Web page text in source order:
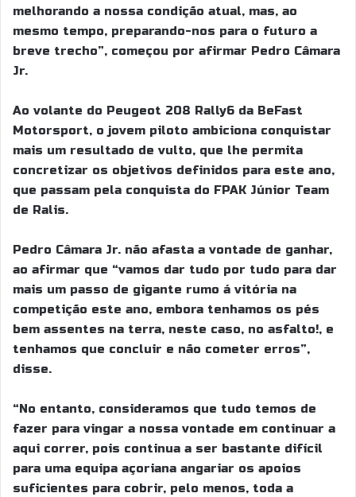
melhorando a nossa condição atual, mas, ao
mesmo tempo, preparando-nos para o futuro a
breve trecho”, começou por afirmar Pedro Câmara
Jr.
Ao volante do Peugeot 208 Rally6 da BeFast
Motorsport, o jovem piloto ambiciona conquistar
mais um resultado de vulto, que lhe permita
concretizar os objetivos definidos para este ano,
que passam pela conquista do FPAK Júnior Team
de Ralis.
Pedro Câmara Jr. não afasta a vontade de ganhar,
ao afirmar que “vamos dar tudo por tudo para dar
mais um passo de gigante rumo á vitória na
competição este ano, embora tenhamos os pés
bem assentes na terra, neste caso, no asfalto!, e
tenhamos que concluir e não cometer erros”,
disse.
“No entanto, consideramos que tudo temos de
fazer para vingar a nossa vontade em continuar a
aqui correr, pois continua a ser bastante difícil
para uma equipa açoriana angariar os apoios
suficientes para cobrir, pelo menos, toda a